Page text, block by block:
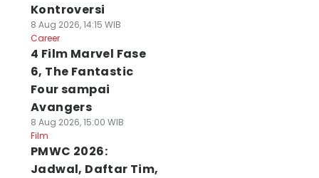
Kontroversi
8 Aug 2026, 14:15 WIB
Career
4 Film Marvel Fase
6, The Fantastic
Four sampai
Avangers
8 Aug 2026, 15:00 WIB
Film
PMWC 2026:
Jadwal, Daftar Tim,